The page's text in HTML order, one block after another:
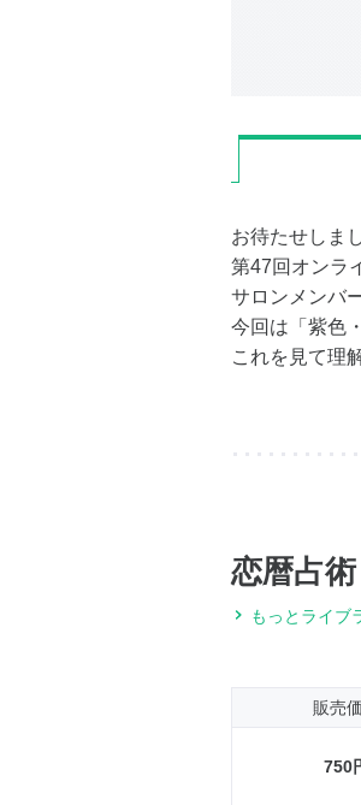
お待たせしま
第47回オンラ
サロンメンバ
今回は「紫色
これを見て理
恋暦占
もっとライブ
販売
750